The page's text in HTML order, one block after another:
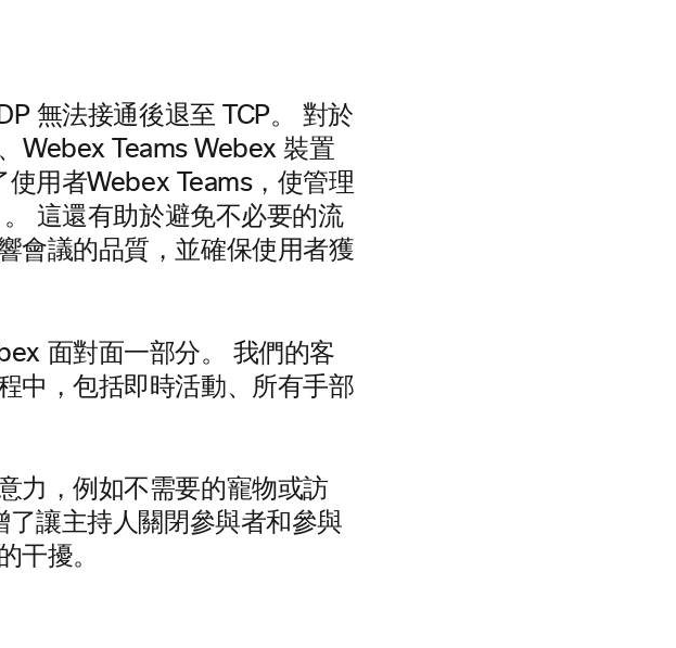
無法接通後退至 TCP。 對於
Webex Teams Webex 裝置
用者Webex Teams，使管理
這還有助於避免不必要的流
會議的品質，並確保使用者獲
面對面一部分。 我們的客
中，包括即時活動、所有手部
力，例如不需要的寵物或訪
讓主持人關閉參與者和參與
干擾。